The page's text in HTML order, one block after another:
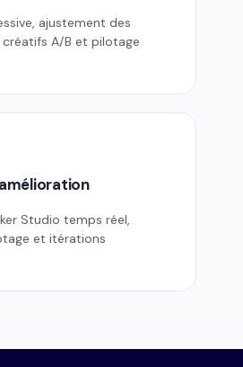
ajustement des
A/B et pilotage
Studio temps réel,
et itérations